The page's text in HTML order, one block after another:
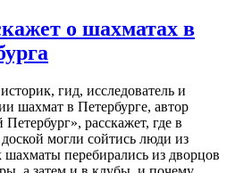
о шахматах в
гид, исследователь и
шахмат в Петербурге, автор
расскажет, где в
могли сойтись люди из
шахматы перебирались из дворцов